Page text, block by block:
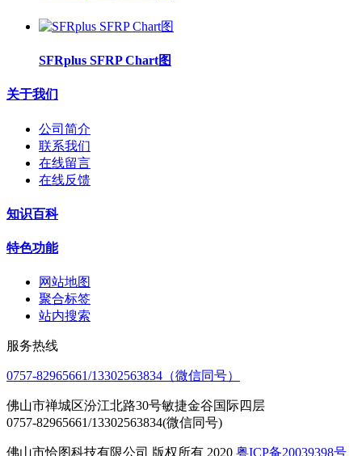
SFRplus SFRP Chart图
关于我们
公司简介
联系我们
在线留言
在线反馈
知识百科
特色功能
网站地图
聚合标签
站内搜索
服务热线
0757-82965661/13302563834（微信同号）
佛山市禅城区汾江北路30号敏捷金谷国际四层
0757-82965661/13302563834(微信同号)
佛山市恰图科技有限公司 版权所有 2020 粤ICP备20039398号